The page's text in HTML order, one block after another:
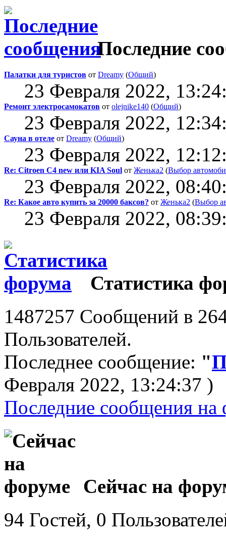
Последние
Палатки для туристов от Dreamy (Общий)
23 Февраля 2022,
Ремонт электросамокатов от olejnike140 (Общий)
23 Февраля 2022,
Сауна в отеле от Dreamy (Общий)
23 Февраля 2022,
Re: Citroen C4 new или KIA Soul от Женька2 (Выбор
23 Февраля 2022,
Re: Какое авто купить за 20000 баксов? от Женька2 (Выбор
23 Февраля 2022,
Статистика
1487257 Сообщений в
Пользователей.
Последнее сообщение: "
Февраля 2022, 13:24:37 )
Последние сообщения на
Сейчас на
94 Гостей, 0